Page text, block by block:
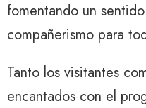
fomentando un
compañerismo para
Tanto los visitantes
encantados con el